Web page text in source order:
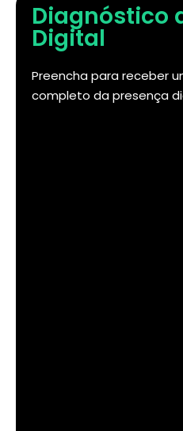
Diagnóstico
Digital
Preencha para receber
completo da presença